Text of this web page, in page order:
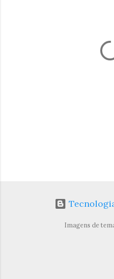
Imagens de